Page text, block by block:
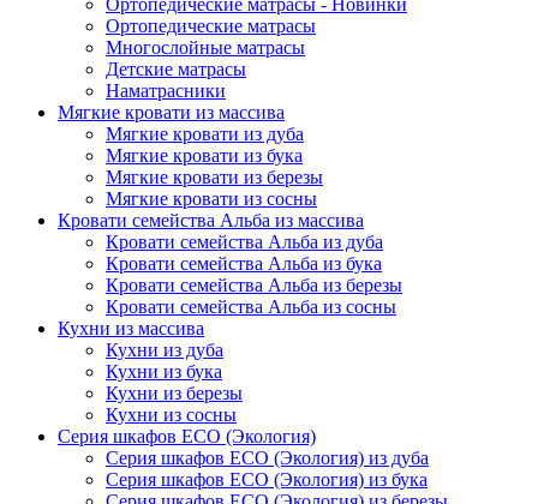
Ортопедические матрасы - Новинки
Ортопедические матрасы
Многослойные матрасы
Детские матрасы
Наматрасники
Мягкие кровати из массива
Мягкие кровати из дуба
Мягкие кровати из бука
Мягкие кровати из березы
Мягкие кровати из сосны
Кровати семейства Альба из массива
Кровати семейства Альба из дуба
Кровати семейства Альба из бука
Кровати семейства Альба из березы
Кровати семейства Альба из сосны
Кухни из массива
Кухни из дуба
Кухни из бука
Кухни из березы
Кухни из сосны
Серия шкафов ECO (Экология)
Серия шкафов ECO (Экология) из дуба
Серия шкафов ECO (Экология) из бука